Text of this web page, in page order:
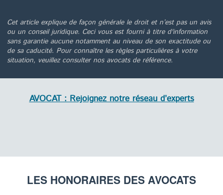
Cet article explique de façon générale le droit et n’est pas un avis
ou un conseil juridique. Ceci vous est fourni à titre d'information
sans garantie aucune notamment au niveau de son exactitude ou
de sa caducité. Pour connaître les règles particulières à votre
situation, veuillez consulter nos avocats de référence.
AVOCAT : Rejoignez notre réseau d’experts
LES HONORAIRES DES AVOCATS